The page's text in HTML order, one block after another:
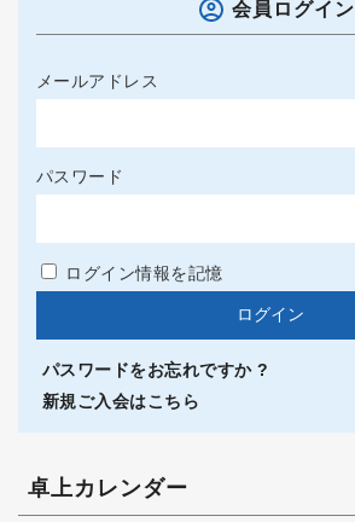
会員ログイン
メールアドレス
パスワード
ログイン情報を記憶
パスワードをお忘れですか ?
新規ご入会はこちら
卓上カレンダー